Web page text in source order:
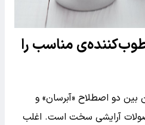
مناسب را
بین دو اصطلاح «آبرسان» و
آرایشی سخت است. اغلب